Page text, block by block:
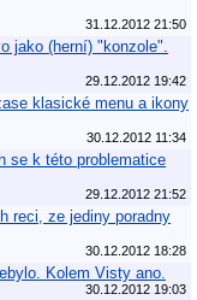
31.12.2012 21:50
jako (herní) "konzole".
29.12.2012 19:42
klasické menu a ikony
30.12.2012 11:34
se k této problematice
29.12.2012 21:52
reci, ze jediny poradny
30.12.2012 18:28
Kolem Visty ano.
30.12.2012 19:03